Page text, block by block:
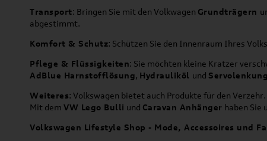
Transport: Bringen Sie mit den Volkwagen Grundträgern
abgestimmt.
Komfort & Schutz: Schützen Sie den Innenraum Ihres
Pflege & Flüssigkeiten: Sie möchten kleine Kratzer
AdBlue Harnstofflösung, Hydrauliköl und
Weiteres: Volkswagen bietet auch Produkte für den
Mit dem VW Lego Bulli und Caravan Anhänger haben Sie
Volkswagen Lifestyle Shop - Mode, Accessoires und